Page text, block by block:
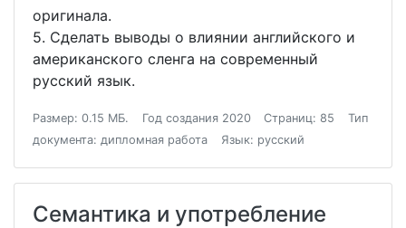
оригинала.
5. Сделать выводы о влиянии английского и
американского сленга на современный
русский язык.
Размер: 0.15 МБ. Год создания 2020 Страниц: 85
Тип
документа: дипломная работа
Язык: русский
Семантика и употребление